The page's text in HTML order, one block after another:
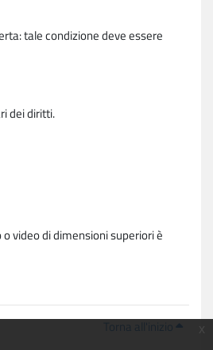
tale condizione deve essere
dei diritti.
video di dimensioni superiori è
Torna all'inizio